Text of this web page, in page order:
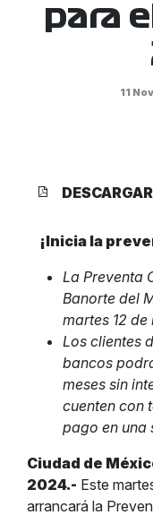
para
11
DESCARGAR
¡Inicia la
La Preventa
Banorte del
martes 12
Los clientes
bancos
meses sin
cuenten con
pago en una
Ciudad de
2024.- Este
arrancará la